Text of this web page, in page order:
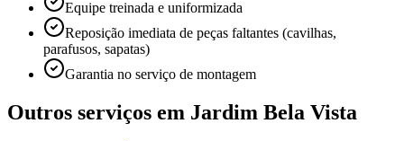
Equipe treinada e uniformizada
Reposição imediata de peças faltantes (cavilhas,
parafusos, sapatas)
Garantia no serviço de montagem
Outros serviços em Jardim Bela Vista